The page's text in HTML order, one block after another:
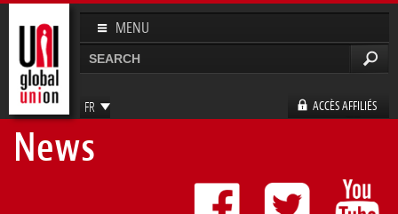
Aller au
contenu
principal
MENU
FR
EN
ES
ACCÈS AFFILIÉS
Formulaire de recherche
News